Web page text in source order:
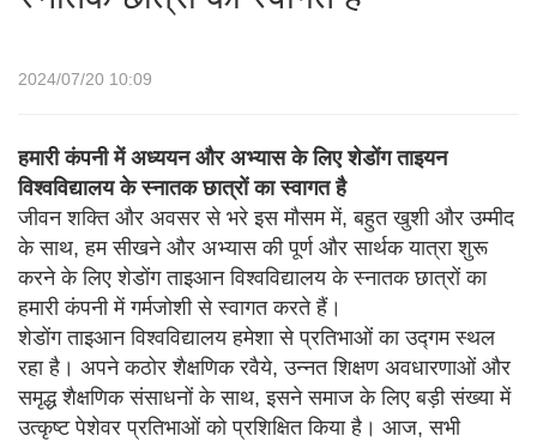
2024/07/20 10:09
हमारी कंपनी में अध्ययन और अभ्यास के लिए शेडोंग ताइयन
विश्वविद्यालय के स्नातक छात्रों का स्वागत है
जीवन शक्ति और अवसर से भरे इस मौसम में, बहुत खुशी और उम्मीद
के साथ, हम सीखने और अभ्यास की पूर्ण और सार्थक यात्रा शुरू
करने के लिए शेडोंग ताइआन विश्वविद्यालय के स्नातक छात्रों का
हमारी कंपनी में गर्मजोशी से स्वागत करते हैं।
शेडोंग ताइआन विश्वविद्यालय हमेशा से प्रतिभाओं का उद्गम स्थल
रहा है। अपने कठोर शैक्षणिक रवैये, उन्नत शिक्षण अवधारणाओं और
समृद्ध शैक्षणिक संसाधनों के साथ, इसने समाज के लिए बड़ी संख्या में
उत्कृष्ट पेशेवर प्रतिभाओं को प्रशिक्षित किया है। आज, सभी